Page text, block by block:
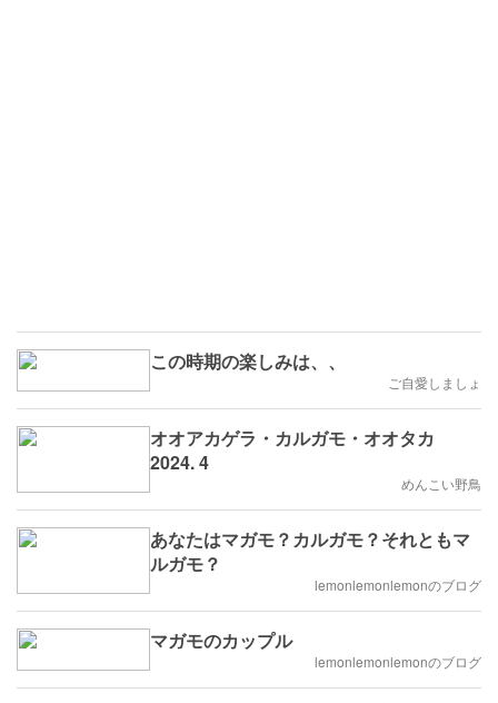
この時期の楽しみは、、
ご自愛しましょ
オオアカゲラ・カルガモ・オオタカ
2024. 4
めんこい野鳥
あなたはマガモ？カルガモ？それともマ
ルガモ？
lemonlemonlemonのブログ
マガモのカップル
lemonlemonlemonのブログ